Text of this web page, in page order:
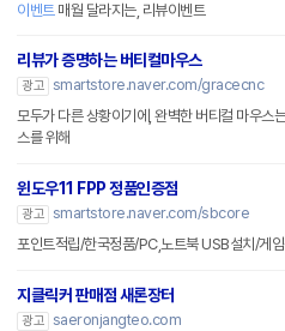
이벤트매월 달라지는, 리뷰이벤트
리뷰가 증명하는 버티컬마우스
광고 smartstore.naver.com/gracecnc
모두가 다른 상황이기에, 완벽한 버티컬 마우스
스를 위해
윈도우11 FPP 정품인증점
광고 smartstore.naver.com/sbcore
포인트적립/한국정품/PC,노트북 USB설치/게
지클릭커 판매점 새론장터
광고 saeronjangteo.com